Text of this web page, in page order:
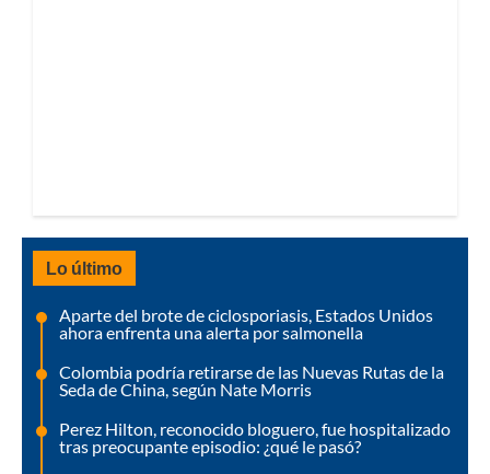
Lo último
Aparte del brote de ciclosporiasis, Estados Unidos
ahora enfrenta una alerta por salmonella
Colombia podría retirarse de las Nuevas Rutas de la
Seda de China, según Nate Morris
Perez Hilton, reconocido bloguero, fue hospitalizado
tras preocupante episodio: ¿qué le pasó?